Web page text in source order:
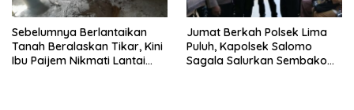
Sebelumnya Berlantaikan
Tanah Beralaskan Tikar, Kini
Ibu Paijem Nikmati Lantai
Jumat Berkah Polsek Lima
Puluh, Kapolsek Salomo
Sagala Salurkan Sembako